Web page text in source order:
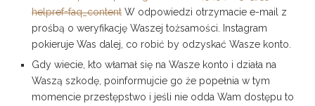
helpref=faq_content W odpowiedzi otrzymacie e-mail z
prośbą o weryfikację Waszej tożsamości. Instagram
pokieruje Was dalej, co robić by odzyskać Wasze konto.
Gdy wiecie, kto włamał się na Wasze konto i działa na
Waszą szkodę, poinformujcie go że popełnia w tym
momencie przestępstwo i jeśli nie odda Wam dostępu to